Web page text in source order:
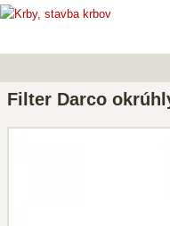
Filter Darco